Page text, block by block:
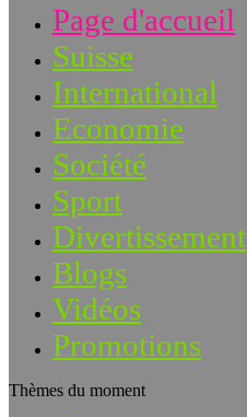
Page d'accueil
Suisse
International
Economie
Société
Sport
Divertissement
Blogs
Vidéos
Promotions
Thèmes du moment